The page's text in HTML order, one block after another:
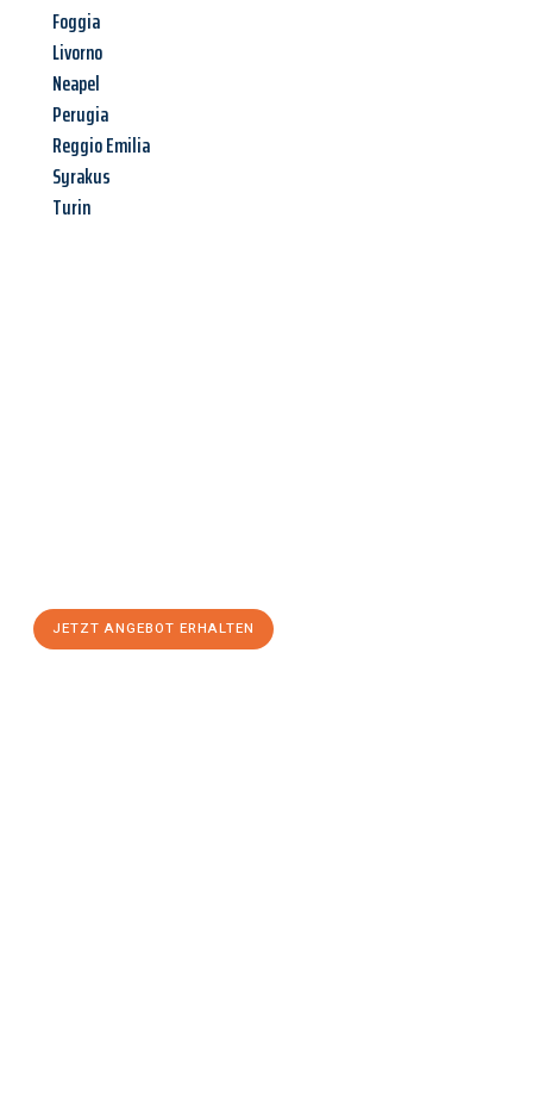
Foggia
Livorno
Neapel
Perugia
Reggio Emilia
Syrakus
Turin
JETZT ANGEBOT ERHALTEN